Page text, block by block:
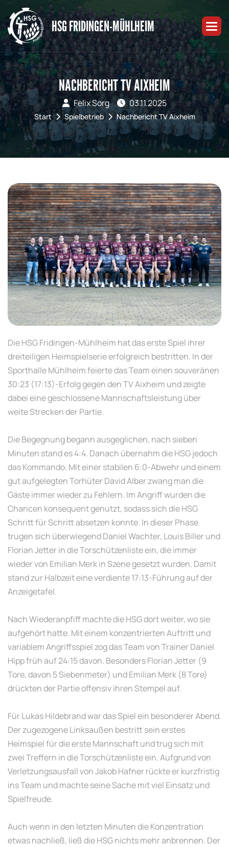
HSG FRIDINGEN-MÜHLHEIM
NACHBERICHT TV AIXHEIM
Felix Sorg 03.11.2025
Start Spielbetrieb Nachbericht TV Aixheim
Die HSG Fridingen-Mühlheim hat das erste Spiel ihrer
dreiteiligen Heimspielserie erfolgreich bestritten. In der
Sporthalle Mühlheim feierte das Team einen souveränen
30:23 (17:13)-Erfolg gegen den TV Aixheim und zeigte
dabei eine geschlossene Mannschaftsleistung über
weite Strecken der Partie.
Die Begegnung begann ausgeglichen, nach sieben
Minuten stand es 4:4. Danach übernahm die HSG jedoch
das Kommando. Mit einer stabilen 6:0-Abwehr und einem
gut aufgelegten Torhüter David Alber zwang man die
Gäste immer wieder zu Fehlern. Im Angriff wurden die
Chancen konsequent genutzt, sodass sich die HSG
Schritt für Schritt absetzen konnte. In dieser Phase
trugen sich überwiegend Daniel Wachter, Louis Biller und
Florian Jetter in die Torschützenliste ein, die immer
wieder von Emilian Merk in Szene gesetzt wurden. Damit
stand zur Halbzeit eine verdiente 17:13-Führung auf der
Anzeigetafel.
Nach Wiederanpfiff machte die HSG dort weiter, wo sie
aufgehört hatte. Mit einem konzentrierten Auftritt und
variablem Angriffsspiel zog das Team von Trainer Daniel
Hipp früh auf 24:15 davon. Besonders Florian Jetter (9
Tore, davon 5 Siebenmeter) und Emilian Merk (8 Tore)
drückten der Partie offensiv ihren Stempel auf.
Für Lukas Hildebrand war das Spiel ein besonderer Abend.
Der zugezogene Linksaußen bestritt sein erstes
Heimspiel für die erste Mannschaft und trug sich mit
zwei Treffern in die Torschützenliste ein. Aufgrund von
Verletzungsausfall von Jakob Hafner rückte er kurzfristig
ins Team und machte seine Sache mit viel Einsatz und
Spielfreude.
Auch wenn in den letzten Minuten die Konzentration
etwas nachließ, ließ die HSG nichts mehr anbrennen. Der